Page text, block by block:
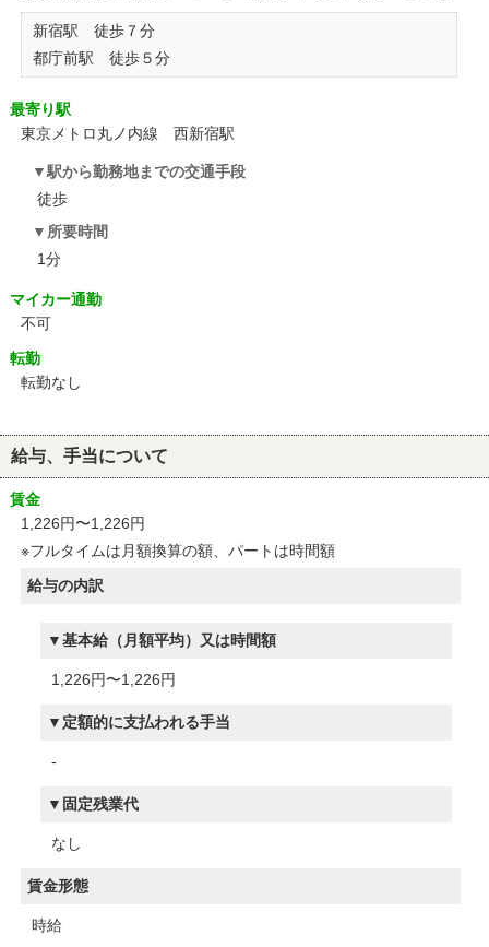
新宿駅 徒歩７分
都庁前駅 徒歩５分
最寄り駅
東京メトロ丸ノ内線 西新宿駅
駅から勤務地までの交通手段
徒歩
所要時間
1分
マイカー通勤
不可
転勤
転勤なし
給与、手当について
賃金
1,226円〜1,226円
※フルタイムは月額換算の額、パートは時間額
給与の内訳
基本給（月額平均）又は時間額
1,226円〜1,226円
定額的に支払われる手当
-
固定残業代
なし
賃金形態
時給